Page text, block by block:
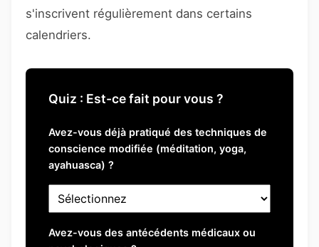
s'inscrivent régulièrement dans certains
calendriers.
Quiz : Est-ce fait pour vous ?
Avez-vous déjà pratiqué des techniques de
conscience modifiée (méditation, yoga,
ayahuasca) ?
Avez-vous des antécédents médicaux ou